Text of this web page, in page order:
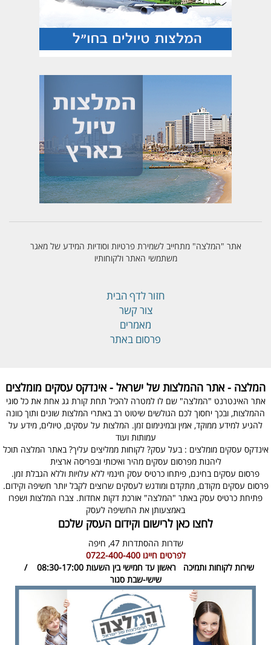
אתר "המלצה" מתחייב לשמירת פרטיות וסודיות המידע של מאגר
משתמשי האתר ולקוחותיו
חזור לדף הבית
צור קשר
מאמרים
פרסום באתר
המלצה - אתר ההמלצות של ישראל - אינדקס עסקים מומלצים
אתר האינטרנט "המלצה" שם לו למטרה להכיל תחת קורת גג אחת את כל סוגי
ההמלצות, ובכך יחסוך לכם הגולשים שיטוט רב באתרי המלצות שונים ותוך כוונה
להגיע למידע ממוקד, אמין ובמינימום זמן. המלצות על עסקים, טיולים, מידע על
עמותות ועוד
אינדקס עסקים מומלצים : בעל עסק? לקוחות ממליצים עליך? באתר המלצה תוכל
ליהנות מפרסום עסקים מהיר ואיכותי ובפריסה ארצית
פרסום עסקים בחינם, פיתחו כרטיס עסק חינמי ללא עלויות וללא הגבלת זמן.
פרסום עסקים מקודם, מתקדם ומודגש לעסקים שרוצים לקבל יותר חשיפה וקידום.
פתיחת כרטיס עסק באתר "המלצה" אורכת דקות אחדות. צברו המלצות ושפרו
באמצעותן את החשיפה לעסק
לחצו כאן לרישום וקידום העסק שלכם
שדרות ההסתדרות 47,
חיפה
לפרטים חייגו0722-400-400
שירות לקוחות ותמיכה
ראשון עד חמישי בין השעות 08:30-17:00 /
שישי-שבת סגור